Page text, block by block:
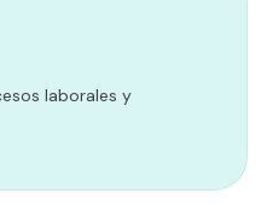
laborales y